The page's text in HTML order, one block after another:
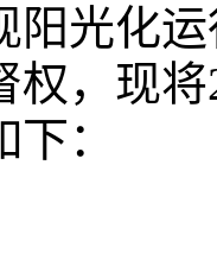
阳光化
权，现
：